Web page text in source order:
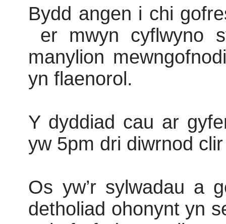
Bydd angen i chi
er mwyn cyflwyno
manylion
yn flaenorol.
Y dyddiad cau ar
yw 5pm dri diwrnod
Os yw’r sylwadau a
detholiad ohonynt yn